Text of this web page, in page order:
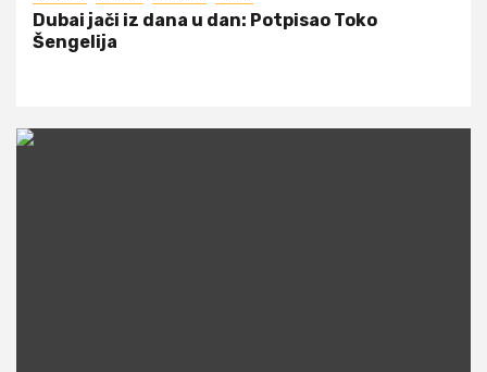
Dubai jači iz dana u dan: Potpisao Toko
Šengelija